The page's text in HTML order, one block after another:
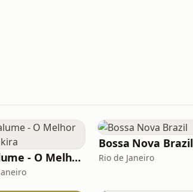
Vagalume - O Melhor de Shakira
Bossa Nova Brazil
Rio de Janeiro